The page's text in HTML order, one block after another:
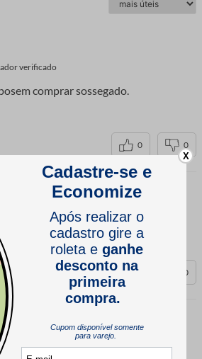
verificado
comprar sossegado.
0 0
verificado
0 0
verificado
X